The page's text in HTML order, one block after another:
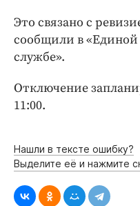
Интересное
Клиника года
Работодатель
Это связано с
сообщили в
службе».
Отключение
11:00.
Нашли в тексте ошибку?
Выделите её и нажмите